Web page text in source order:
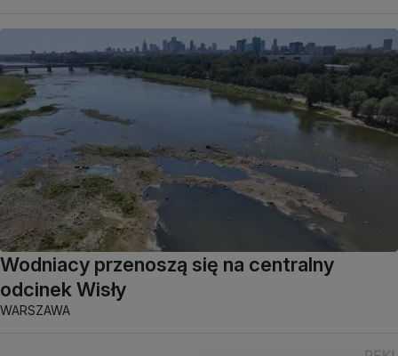
Wodniacy przenoszą się na centralny
odcinek Wisły
WARSZAWA